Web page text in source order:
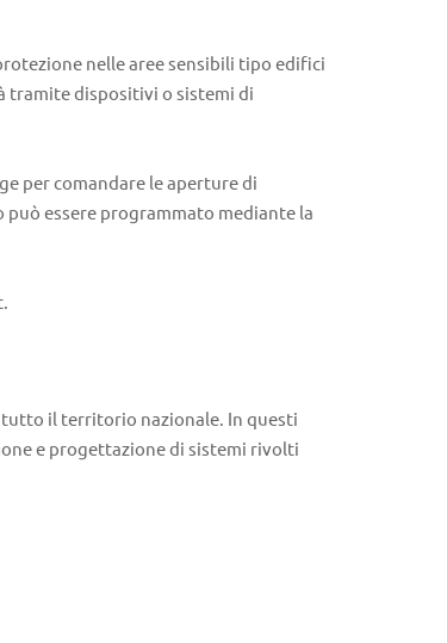
nelle aree sensibili tipo edifici
tramite dispositivi o sistemi di
per comandare le aperture di
essere programmato mediante la
tutto il territorio nazionale. In questi
e progettazione di sistemi rivolti